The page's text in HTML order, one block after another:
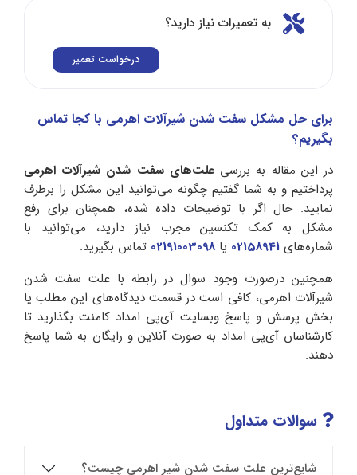
به تعمیرات نیاز دارید؟
درخواست تعمیر
برای حل مشکل سفت شدن شیرآلات اهرمی با کجا تماس
بگیریم؟
در این مقاله به بررسیعلت‌های سفت شدن شیرآلات اهرمی
پرداختیم و به شما گفتیم چگونه می‌توانید این مشکل را برطرف
نمایید. حال اگر با توضیحات داده شده، همچنان برای رفع
مشکل به کمک تکنسین مجرب نیاز دارید، می‌توانید با
شماره‌های 02158941 یا 02191003098 تماس بگیرید.
همچنین درصورت وجود سوال در رابطه با علت سفت شدن
شیرآلات اهرمی، کافی است در قسمت دیدگاه‌های این مطلب یا
بخش پرسش و پاسخ وبسایت آی‌پی امداد کامنت بگذارید تا
کارشناسان آی‌پی امداد به صورت آنلاین و رایگان به شما پاسخ
دهند.
سوالات متداول
شایع‌ترین علت سفت شدن شیر اهرمی چیست؟